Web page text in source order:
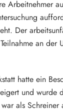
Arbeitnehmer
Der
an der
hatte ein
und wurde
als Schreiner